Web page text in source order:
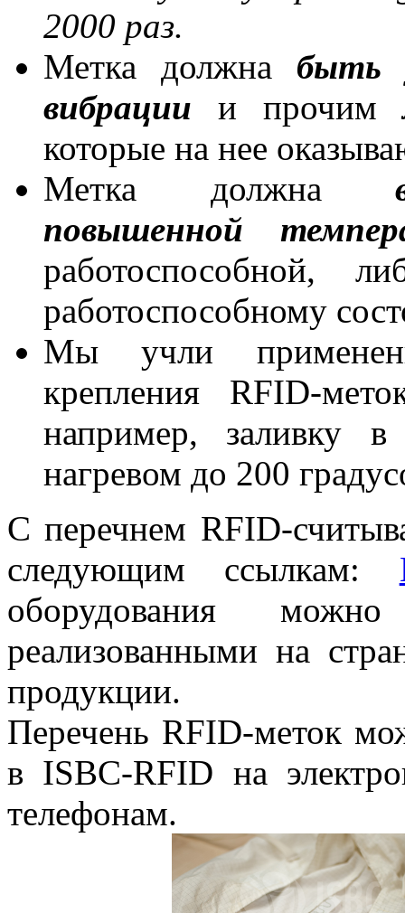
2000 раз.
Метка должна быть
вибрации и прочим
которые на нее
Метка должна
повышенной
работоспособной,
работоспособному
Мы учли
крепления RFID-
например, заливку
нагревом до 200
С перечнем RFID-
следующим ссылкам:
оборудования
реализованными на
продукции.
Перечень RFID-меток
в ISBC-RFID на
телефонам.